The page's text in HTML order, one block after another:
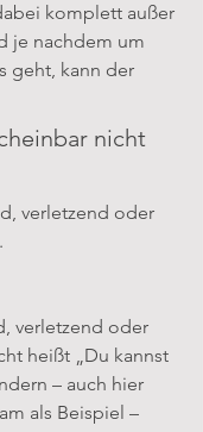
komplett außer
je nachdem um
geht, kann der
nicht
verletzend oder
verletzend oder
heißt „Du kannst
– auch hier
als Beispiel –